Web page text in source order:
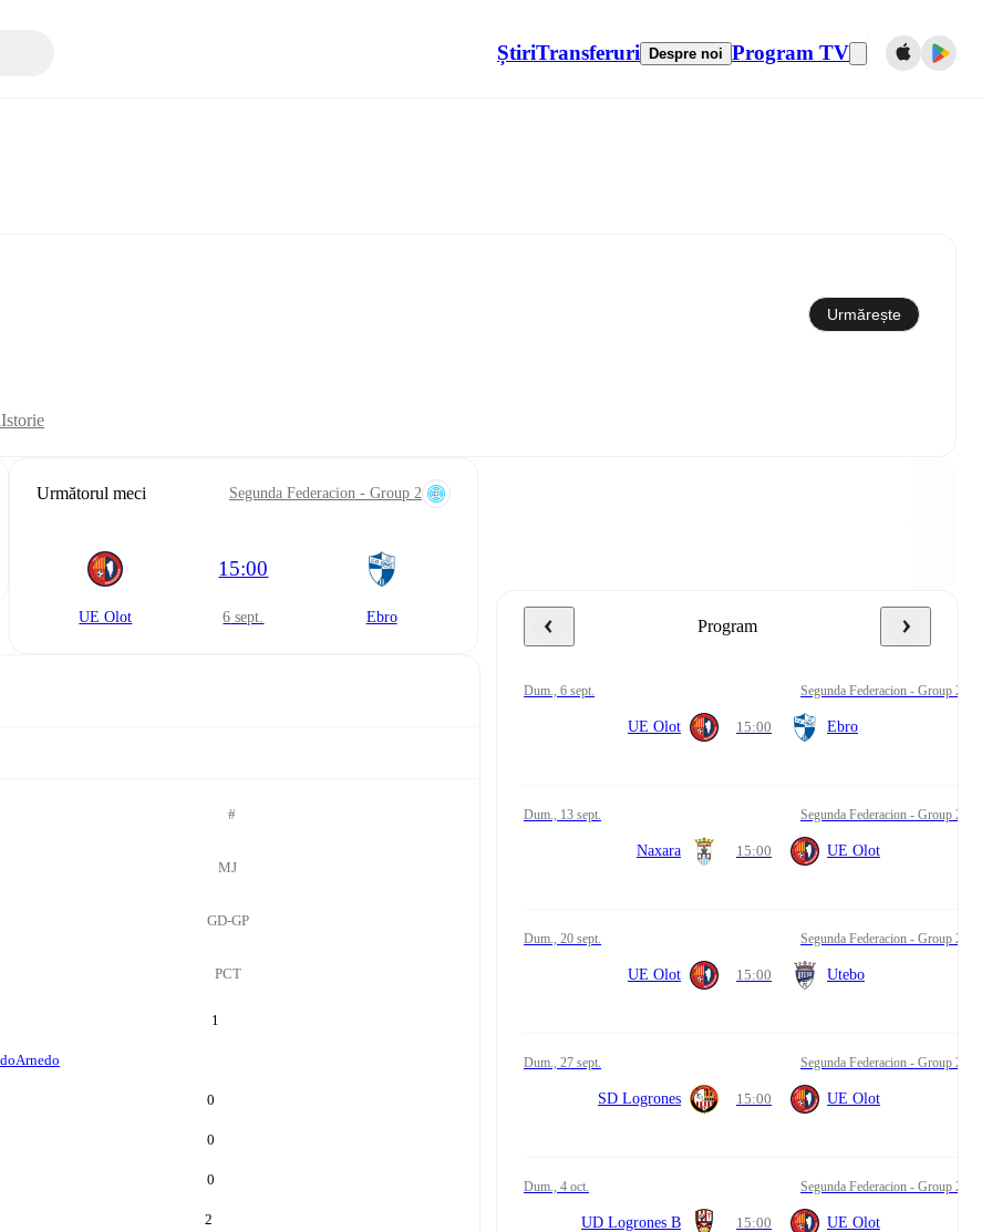
ȘtiriTransferuri Despre noi Program TV
Urmărește
Istorie
Următorul meci Segunda Federacion - Group 2
UE Olot
15:00
6 sept. Ebro
#
MJ
GD-GP
PCT
1
Arnedo
0
0
0
2
Program
dum., 6 sept. Segunda Federacion - Group 2
UE Olot 15:00 Ebro
dum., 13 sept. Segunda Federacion - Group 2
Naxara 15:00 UE Olot
dum., 20 sept. Segunda Federacion - Group 2
UE Olot 15:00 Utebo
dum., 27 sept. Segunda Federacion - Group 2
SD Logrones 15:00 UE Olot
dum., 4 oct. Segunda Federacion - Group 2
UD Logrones B 15:00 UE Olot